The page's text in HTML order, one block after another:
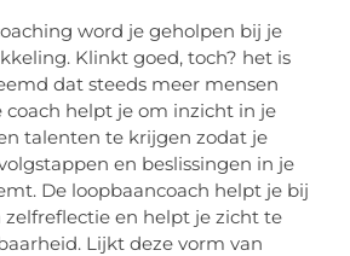
word je geholpen bij je
Klinkt goed, toch? het is
dat steeds meer mensen
coach helpt je om inzicht in je
talenten te krijgen zodat je
en beslissingen in je
De loopbaancoach helpt je bij
en helpt je zicht te
Lijkt deze vorm van